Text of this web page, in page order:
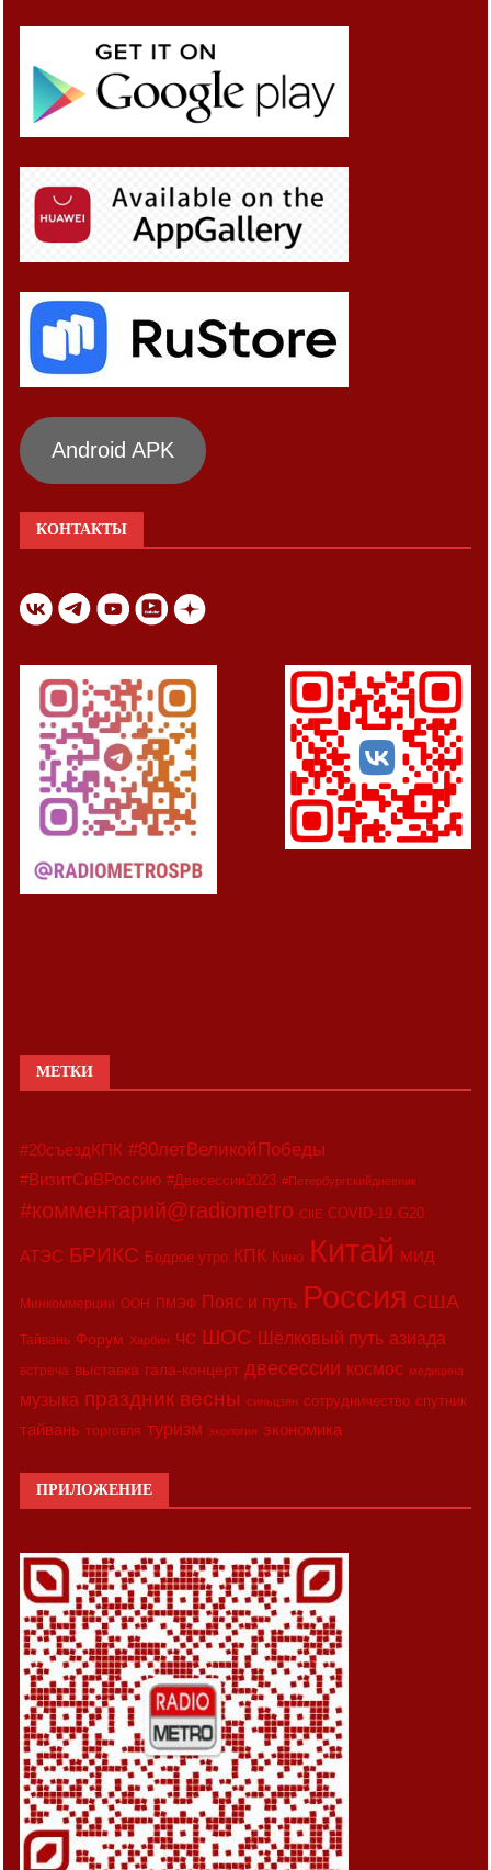
Android APK
КОНТАКТЫ
МЕТКИ
#20съездКПК #80летВеликойПобеды
#ВизитСиВРоссию #Двесессии2023 #Петербургскийдневник
#комментарий@radiometro CIIE COVID-19 G20
АТЭС БРИКС Бодрое утро КПК Кино Китай МИД
Минкоммерции ООН ПМЭФ Пояс и путь Россия США
Тайвань Форум Харбин ЧС ШОС Шёлковый путь азиада
встреча выставка гала-концерт двесессии космос медицина
музыка праздник весны синьцзян сотрудничество спутник
тайвань торговля туризм экология экономика
ПРИЛОЖЕНИЕ